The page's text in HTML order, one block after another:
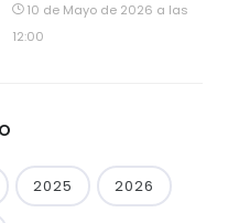
10 de Mayo de 2026 a las
12:00
2025 2026